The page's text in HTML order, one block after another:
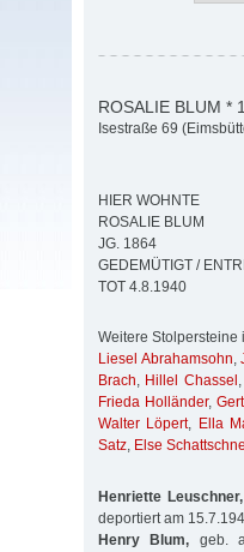
ROSALIE BLUM *
Isestraße 69
HIER WOHNTE
ROSALIE BLUM
JG. 1864
GEDEMÜTIGT /
TOT 4.8.1940
Weitere Stolpersteine
Liesel Abrahamsohn,
Brach, Hillel Chassel ,
Frieda Holländer,
Walter Löpert, Ella
Satz, Else
Henriette Leuschner,
deportiert am
Henry Blum, geb.